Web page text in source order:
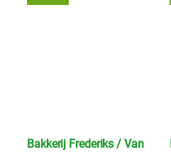
Bakkerij Frederiks / Van